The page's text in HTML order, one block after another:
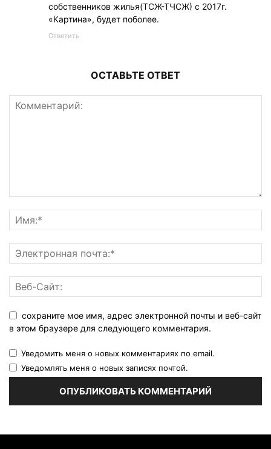
собственников жилья(ТСЖ-ТЧСЖ) с 2017г.
«Картина», будет поболее.
Ответить
ОСТАВЬТЕ ОТВЕТ
сохраните мое имя, адрес электронной почты и веб-сайт
в этом браузере для следующего комментария.
Уведомить меня о новых комментариях по email.
Уведомлять меня о новых записях почтой.